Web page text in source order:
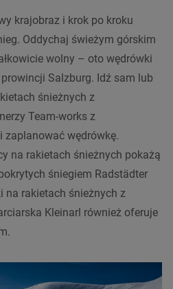
krajobraz i krok po kroku
Oddychaj świeżym górskim
wolny – oto wędrówki
Salzburg. Idź sam lub
śnieżnych z
Team-works z
zaplanować wędrówkę.
na rakietach śnieżnych pokażą
śniegiem Radstädter
na rakietach śnieżnych z
Kleinarl również oferuje